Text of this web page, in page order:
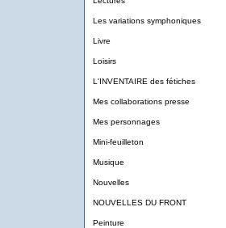
Les variations symphoniques
Livre
Loisirs
L'INVENTAIRE des fétiches
Mes collaborations presse
Mes personnages
Mini-feuilleton
Musique
Nouvelles
NOUVELLES DU FRONT
Peinture